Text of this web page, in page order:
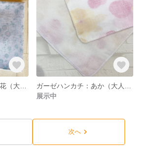
展示中
次へ